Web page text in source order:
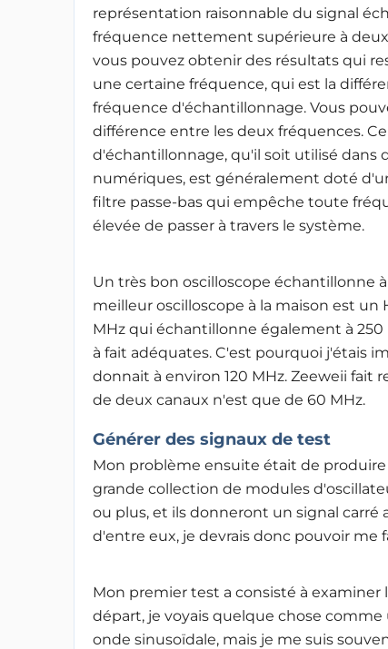
représentation raisonnable du signal
fréquence nettement supérieure à deux
vous pouvez obtenir des résultats qui
une certaine fréquence, qui est la
fréquence d'échantillonnage. Vous
différence entre les deux fréquences.
d'échantillonnage, qu'il soit utilisé dans
numériques, est généralement doté
filtre passe-bas qui empêche toute
élevée de passer à travers le système.
Un très bon oscilloscope échantillonne
meilleur oscilloscope à la maison est
MHz qui échantillonne également à
à fait adéquates. C'est pourquoi j'étais
donnait à environ 120 MHz. Zeeweii fait
de deux canaux n'est que de 60 MHz.
Générer des signaux de test
Mon problème ensuite était de
grande collection de modules
ou plus, et ils donneront un signal
d'entre eux, je devrais donc pouvoir me
Mon premier test a consisté à
départ, je voyais quelque chose
onde sinusoïdale, mais je me suis